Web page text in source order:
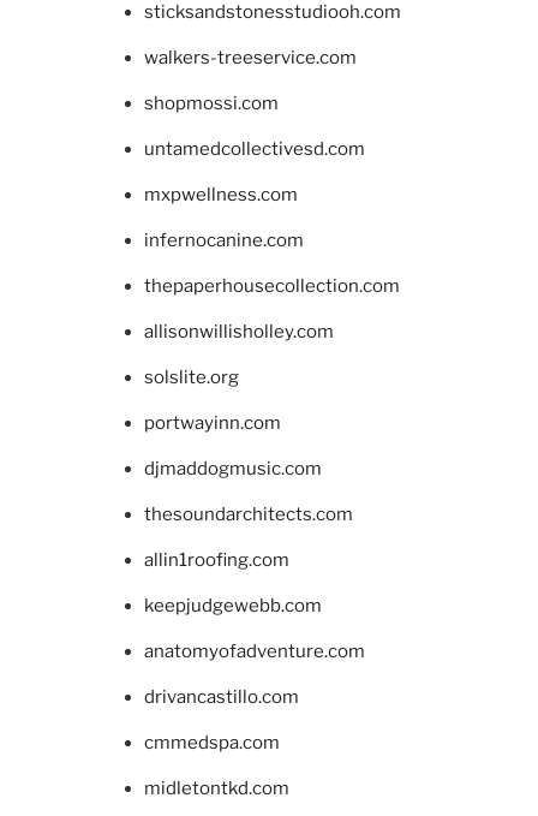
sticksandstonesstudiooh.com
walkers-treeservice.com
shopmossi.com
untamedcollectivesd.com
mxpwellness.com
infernocanine.com
thepaperhousecollection.com
allisonwillisholley.com
solslite.org
portwayinn.com
djmaddogmusic.com
thesoundarchitects.com
allin1roofing.com
keepjudgewebb.com
anatomyofadventure.com
drivancastillo.com
cmmedspa.com
midletontkd.com